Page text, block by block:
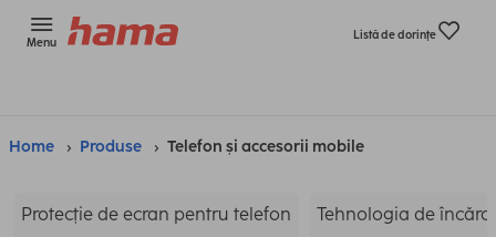
Menu
Listă de dorinţe
Home Produse Telefon și accesorii mobile
Protecție de ecran pentru telefon Tehnologia de